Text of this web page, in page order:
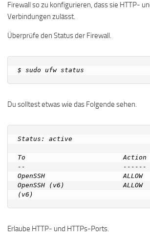
Firewall so zu konfigurieren, dass sie HTTP-
Verbindungen zulässt.
Überprüfe den Status der Firewall.
Du solltest etwas wie das Folgende sehen.
Status: active
To                         Action
--                         ------
OpenSSH                    ALLOW
OpenSSH (v6)               ALLOW
Erlaube HTTP- und HTTPs-Ports.